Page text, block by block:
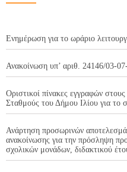
Ενημέρωση για το ωράριο
Ανακοίνωση υπ’ αριθ. 24146/03-
Οριστικοί πίνακες εγγραφών
Σταθμούς του Δήμου Ιλίου για το
Ανάρτηση προσωρινών
ανακοίνωσης για την πρόσληψη
σχολικών μονάδων, διδακτικού